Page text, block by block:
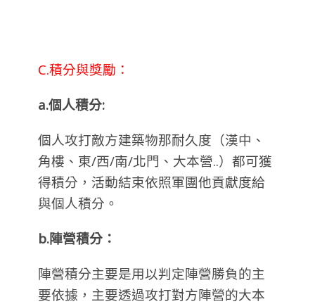
C.積分與獎勵：
a.個人積分:
個人攻打敵方建築物那耐久度（漢中、
角樓、東/西/南/北門、大本營..）都可獲
得積分，活動結束依照軍團他貢獻度給
與個人積分。
b.陣營積分：
陣營積分主要是用以判定陣營勝負的主
要依據，主要透過攻打對方陣營的大本